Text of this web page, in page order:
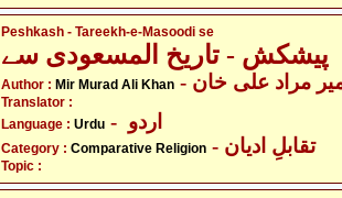
Peshkash - Tareekh-e-Masoodi se
پیشکش - تاریخ المسعودی سے
Author : Mir Murad Ali Khan میر مراد علی خان
Translator :
Language : Urdu
Category : Comparative Religion - تقابلِ ادیان
Topic :